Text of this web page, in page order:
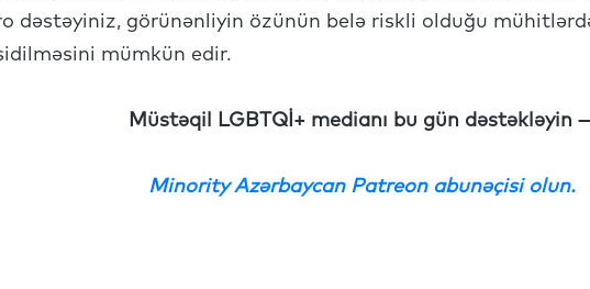
dəstəyiniz, görünənliyin özünün belə riskli olduğu
mümkün edir.
Müstəqil LGBTQİ+ medianı bu gün dəstəkləyin
Minority Azərbaycan Patreon abunəçisi olun.